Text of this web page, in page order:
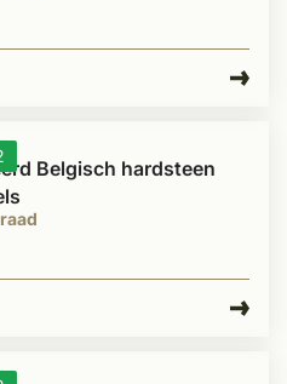
Belgisch hardsteen